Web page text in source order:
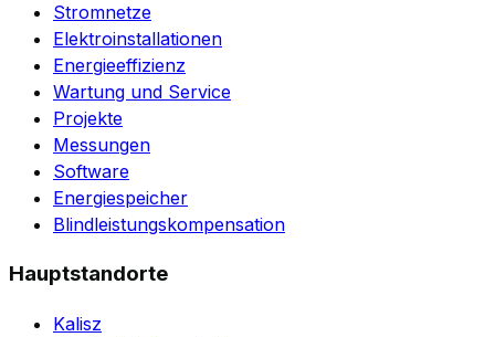
Stromnetze
Elektroinstallationen
Energieeffizienz
Wartung und Service
Projekte
Messungen
Software
Energiespeicher
Blindleistungskompensation
Hauptstandorte
Kalisz